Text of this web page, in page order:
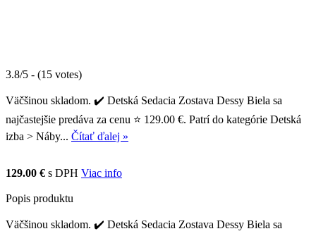
3.8/5 - (15 votes)
Väčšinou skladom. ✔️ Detská Sedacia Zostava Dessy Biela sa
najčastejšie predáva za cenu ⭐ 129.00 €. Patrí do kategórie Detská
izba > Náby... Čítať ďalej »
129.00 € s DPH Viac info
Popis produktu
Väčšinou skladom. ✔️ Detská Sedacia Zostava Dessy Biela sa